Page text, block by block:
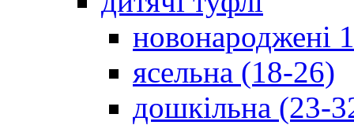
новонароджені
ясельна (18-26)
дошкільна (23-